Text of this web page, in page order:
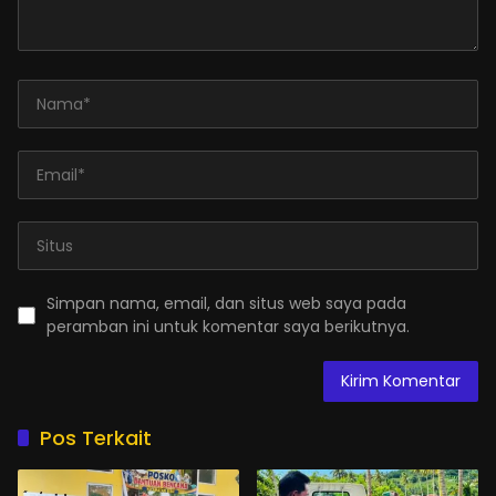
Simpan nama, email, dan situs web saya pada
peramban ini untuk komentar saya berikutnya.
Pos Terkait